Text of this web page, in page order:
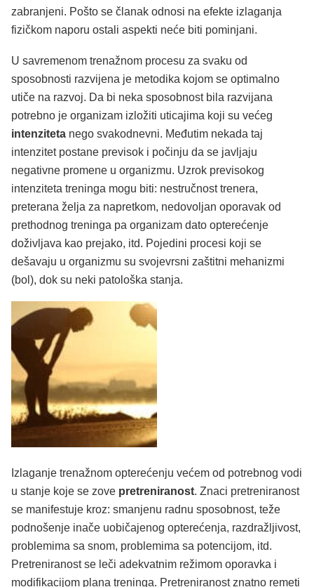
zabranjeni. Pošto se članak odnosi na efekte izlaganja
fizičkom naporu ostali aspekti neće biti pominjani.
U savremenom trenažnom procesu za svaku od
sposobnosti razvijena je metodika kojom se optimalno
utiče na razvoj. Da bi neka sposobnost bila razvijana
potrebno je organizam izložiti uticajima koji su većeg
intenziteta nego svakodnevni. Međutim nekada taj
intenzitet postane previsok i počinju da se javljaju
negativne promene u organizmu. Uzrok previsokog
intenziteta treninga mogu biti: nestručnost trenera,
preterana želja za napretkom, nedovoljan oporavak od
prethodnog treninga pa organizam dato opterećenje
doživljava kao prejako, itd. Pojedini procesi koji se
dešavaju u organizmu su svojevrsni zaštitni mehanizmi
(bol), dok su neki patološka stanja.
Izlaganje trenažnom opterećenju većem od potrebnog vodi
u stanje koje se zove pretreniranost. Znaci pretreniranost
se manifestuje kroz: smanjenu radnu sposobnost, teže
podnošenje inače uobičajenog opterećenja, razdražljivost,
problemima sa snom, problemima sa potencijom, itd.
Pretreniranost se leči adekvatnim režimom oporavka i
modifikacijom plana treninga. Pretreniranost znatno remeti